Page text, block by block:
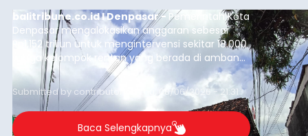
balitribune.co.id I Denpasar - Pemerintah Kota
Denpasar mengalokasikan anggaran sebesar
Rp1,152 triliun untuk mengintervensi sekitar 18.000
warga kelompok rentan yang berada di ambang
garis kemiskinan. Langkah strategis ini diambil
guna menjaga masyarakat yang berada pada
kelompok desil 5 dan 6 tersebut agar tidak
merosot ke kategori miskin.
Submitted by contributor Thu, 08/06/2026 - 21:31
Baca Selengkapnya